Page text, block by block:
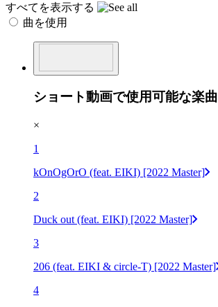
すべてを表示する
曲を使用
ショート動画で使用可能な楽曲
×
1
kOnOgOrO (feat. EIKI) [2022 Master]
2
Duck out (feat. EIKI) [2022 Master]
3
206 (feat. EIKI & circle-T) [2022 Master]
4